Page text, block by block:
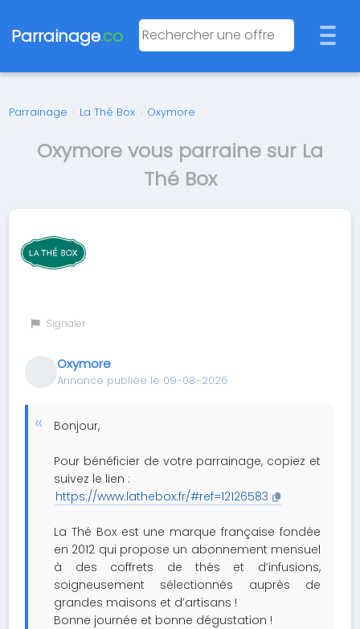
Parrainage.co
Parrainage › La Thé Box › Oxymore
Oxymore vous parraine sur La
Thé Box
Signaler
Oxymore
Annonce publiée le 09-08-2026
Bonjour,
Pour bénéficier de votre parrainage, copiez et
suivez le lien :
https://www.lathebox.fr/#ref=12126583
La Thé Box est une marque française fondée
en 2012 qui propose un abonnement mensuel
à des coffrets de thés et d’infusions,
soigneusement sélectionnés auprès de
grandes maisons et d’artisans !
Bonne journée et bonne dégustation !